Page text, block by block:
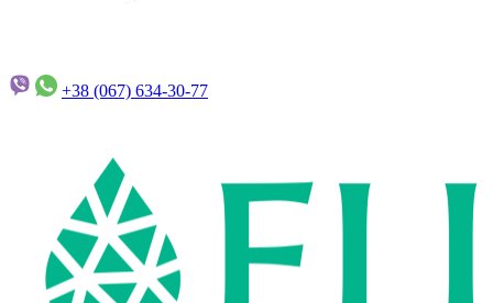
+38 (067) 634-30-77